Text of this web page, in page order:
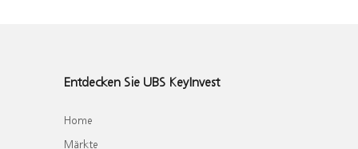
Entdecken Sie UBS KeyInvest
Home
Märkte